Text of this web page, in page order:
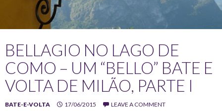
BELLAGIO NO LAGO DE
COMO – UM “BELLO” BATE E
VOLTA DE MILÃO, PARTE I
BATE-E-VOLTA 17/06/2015 LEAVE A COMMENT